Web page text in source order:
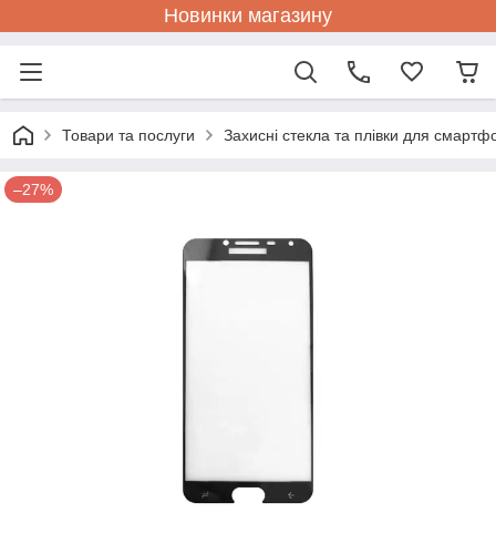
Новинки магазину
Товари та послуги Захисні стекла та плівки для
–27%